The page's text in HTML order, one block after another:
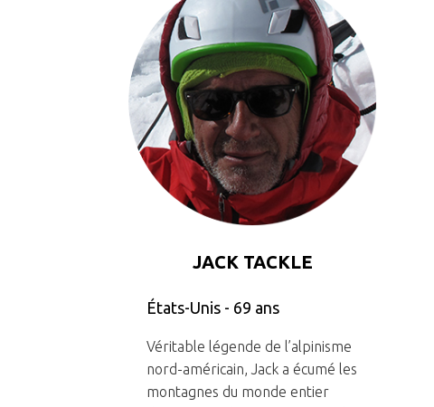
JACK TACKLE
États-Unis - 69 ans
Véritable légende de l’alpinisme
nord-américain, Jack a écumé les
montagnes du monde entier